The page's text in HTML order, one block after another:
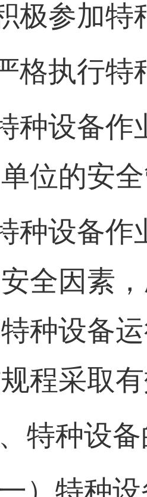
极参加特
格执行特
种设备作
位的安
种设备作
全因素
种设备
程采取
特种设